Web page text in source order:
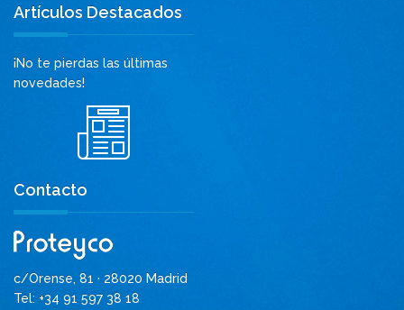
Artículos Destacados
¡No te pierdas las últimas
novedades!
Contacto
c/Orense, 81 · 28020 Madrid
Tel: +34 91 597 38 18